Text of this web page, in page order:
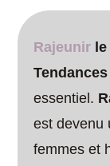
Rajeunir le
essentiel.
est devenu
femmes et